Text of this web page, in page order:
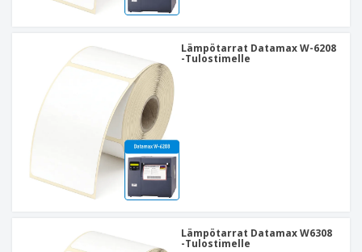
Lämpötarrat Datamax W-6208
-Tulostimelle
Lämpötarrat Datamax W6308
-Tulostimelle